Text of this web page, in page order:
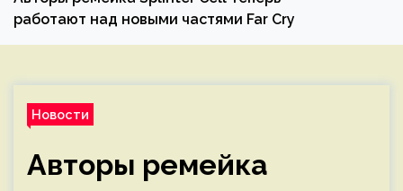
работают над новыми частями Far Cry
Новости
Авторы ремейка